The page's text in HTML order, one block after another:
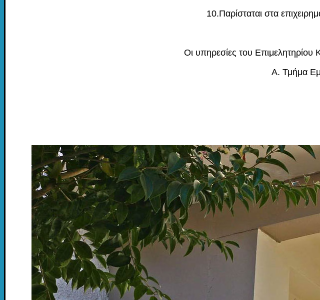
10.Παρίσταται στα
Οι υπηρεσίες του Επιμελητηρίου
Α. Τμήμα